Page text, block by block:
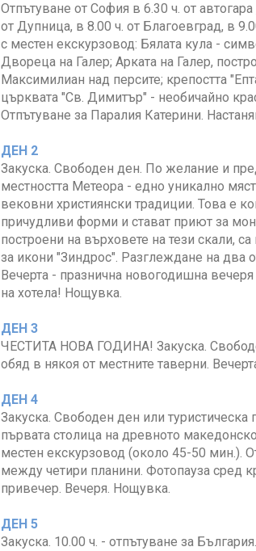
Отпътуване от София в 6.30 ч. от
от Дупница, в 8.00 ч. от Благоевград, в
с местен екскурзовод: Бялата кула -
Двореца на Галер; Арката на Галер,
Максимилиан над персите; крепостта
църквата "Св. Димитър" - необичайно
Отпътуване за Паралия Катерини.
ДЕН 2
Закуска. Свободен ден. По желание и
местността Метеора - едно уникално
вековни християнски традиции. Това е
причудливи форми и стават приют за
построени на върховете на тези скали,
за икони "Зиндрос". Разглеждане на два
Вечерта - празнична новогодишна
на хотела! Нощувка.
ДЕН 3
ЧЕСТИТА НОВА ГОДИНА! Закуска.
обяд в някоя от местните таверни.
ДЕН 4
Закуска. Свободен ден или
първата столица на древното
местен екскурзовод (около 45-50 мин.).
между четири планини. Фотопауза сред
привечер. Вечеря. Нощувка.
ДЕН 5
Закуска. 10.00 ч. - отпътуване за